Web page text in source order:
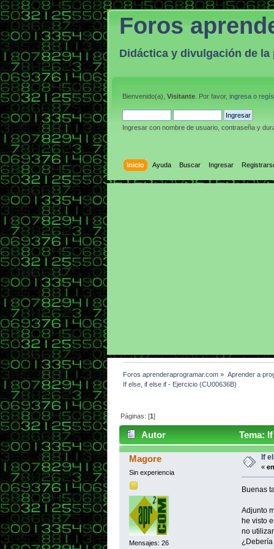
Foros
Didáctica y divulgación de la
Bienvenido(a), Visitante . Por favor, ingresa o
Ingresar con nombre de usuario, contraseña y
Inicio Ayuda Buscar Ingresar
Foros aprenderaprogramar.com » Aprender a
If else, if else if - Ejercicio (CU00636B)
Páginas: [1]
Autor Tema: If
Magore
Sin experiencia
Mensajes: 26
If
«
Buenas
Adjunto
he visto
no
¿Debería